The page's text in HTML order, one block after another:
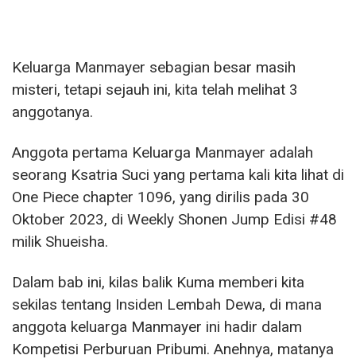
Keluarga Manmayer sebagian besar masih
misteri, tetapi sejauh ini, kita telah melihat 3
anggotanya.
Anggota pertama Keluarga Manmayer adalah
seorang Ksatria Suci yang pertama kali kita lihat di
One Piece chapter 1096, yang dirilis pada 30
Oktober 2023, di Weekly Shonen Jump Edisi #48
milik Shueisha.
Dalam bab ini, kilas balik Kuma memberi kita
sekilas tentang Insiden Lembah Dewa, di mana
anggota keluarga Manmayer ini hadir dalam
Kompetisi Perburuan Pribumi. Anehnya, matanya